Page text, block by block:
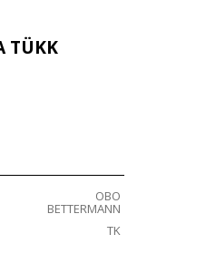
TÜKK
OBO
BETTERMANN
TK